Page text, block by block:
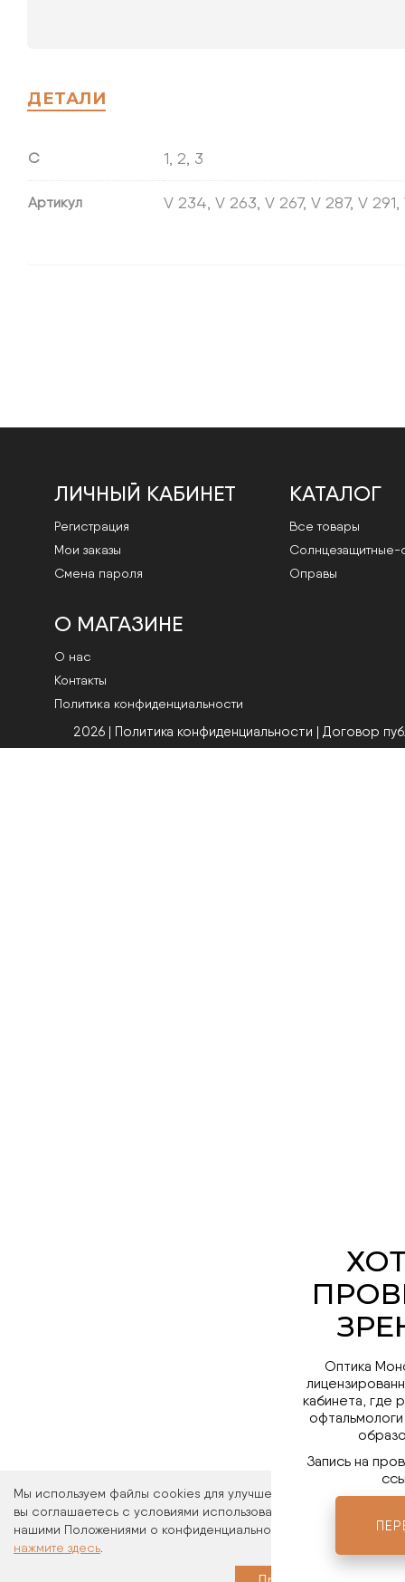
Мы используем файлы cookies для улучшения работы сайта.
вы соглашаетесь с условиями использования файлов cookies.
нашими Положениями о конфиденциальности и об
нажмите здесь
ДЕТАЛИ
С 1, 2, 3
Артикул V 234, V 263, V 267, V 287, V 291,
ЛИЧНЫЙ КАБИНЕТ
Регистрация
Мои заказы
Смена пароля
КАТАЛОГ
Все товары
Cолнцезащитные-
Оправы
О МАГАЗИНЕ
О нас
Контакты
Политика конфиденциальности
2026 | Политика конфиденциальности | Договор
Оптика
кабинета, где
Запись на
Мы в